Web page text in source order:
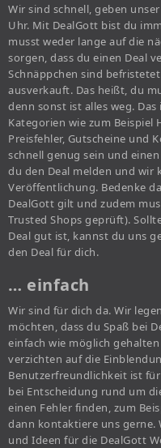
Wir sind schnell, geben
Uhr. Mit DealGott bist du
musst weder lange auf die
sorgen, dass du einen Deal
Schnäppchen sind
ausverkauft. Das heißt, du
denn sonst ist alles weg.
Kategorien wie zum Beispiel
Preisfehler, Gutscheine und
schnell genug sein und
du den Deal melden und wir
Veröffentlichung. Bedenke
DealGott gilt und zudem
Trusted Shops geprüft).
Deal gut ist, kannst du uns
den Deal für dich.
… einfach
Wir sind für dich da. Wir
möchten, dass du Spaß bei
einfach wie möglich
verzichten auf die
Benutzerfreundlichkeit ist
bei Entscheidung rund um
einen Fehler finden, zum
dann kontaktiere uns gerne.
und Ideen für die DealGott